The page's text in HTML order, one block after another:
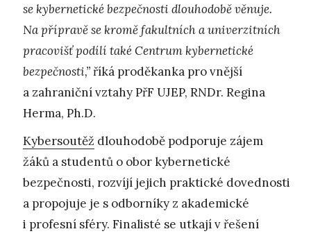
se kybernetické bezpečnosti dlouhodobě věnuje.
Na přípravě se kromě fakultních a univerzitních
pracovišť podílí také Centrum kybernetické
bezpečnosti,”říká proděkanka pro vnější
a zahraniční vztahy PřF UJEP, RNDr. Regina
Herma, Ph.D.
Kybersoutěž dlouhodobě podporuje zájem
žáků a studentů o obor kybernetické
bezpečnosti, rozvíjí jejich praktické dovednosti
a propojuje je s odborníky z akademické
i profesní sféry. Finalisté se utkají v řešení